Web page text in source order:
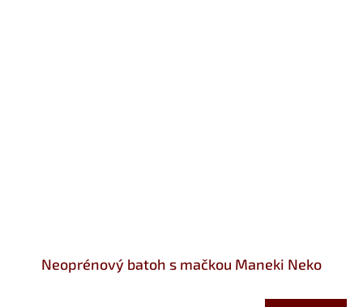
Neoprénový batoh s mačkou Maneki Neko